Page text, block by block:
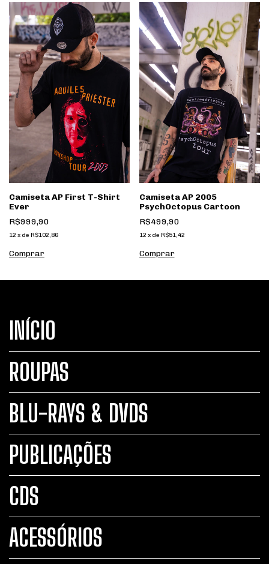
Camiseta AP First T-Shirt
Ever
R$999,90
12 x de R$102,86
Comprar
Camiseta AP 2005
PsychOctopus Cartoon
R$499,90
12 x de R$51,42
Comprar
INÍCIO
ROUPAS
BLU-RAYS & DVDS
PUBLICAÇÕES
CDS
ACESSÓRIOS